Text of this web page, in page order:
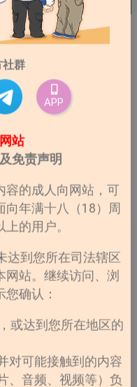
社群
APP
站
免责声明
容的成人向网站，可
向年满十八（18）周
的用户。
达到您所在司法辖区
网站。继续访问、浏
确认：
或达到您所在地区的
对可能接触到的内容
、音频、视频等）负